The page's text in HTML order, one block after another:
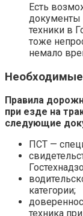
Есть
документы
техники в
тоже
немало
Правила
при езде на
следующие
ПСТ —
категории;
техника